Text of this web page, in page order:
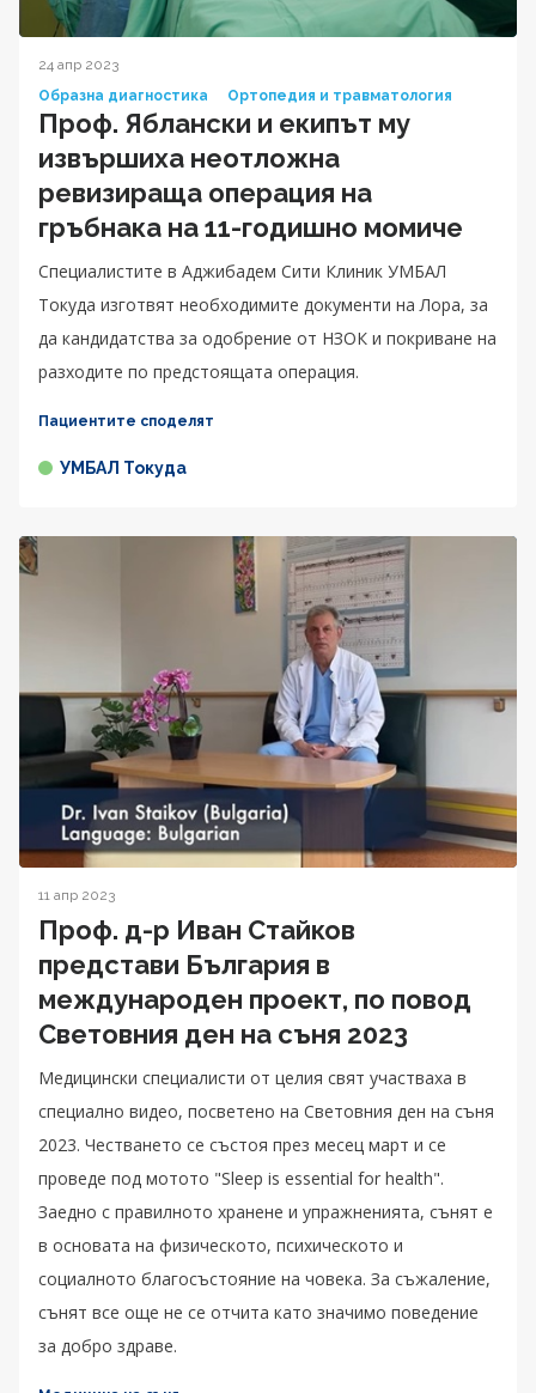
24 апр 2023
Образна диагностика
Ортопедия и травматология
Проф. Яблански и екипът му
извършиха неотложна
ревизираща операция на
гръбнака на 11-годишно момиче
Специалистите в Аджибадем Сити Клиник УМБАЛ
Токуда изготвят необходимите документи на Лора, за
да кандидатства за одобрение от НЗОК и покриване на
разходите по предстоящата операция.
Пациентите споделят
УМБАЛ Токуда
11 апр 2023
Проф. д-р Иван Стайков
представи България в
международен проект, по повод
Световния ден на съня 2023
Медицински специалисти от целия свят участваха в
специално видео, посветено на Световния ден на съня
2023. Честването се състоя през месец март и се
проведе под мотото "Sleep is essential for health".
Заедно с правилното хранене и упражненията, сънят е
в основата на физическото, психическото и
социалното благосъстояние на човека. За съжаление,
сънят все още не се отчита като значимо поведение
за добро здраве.